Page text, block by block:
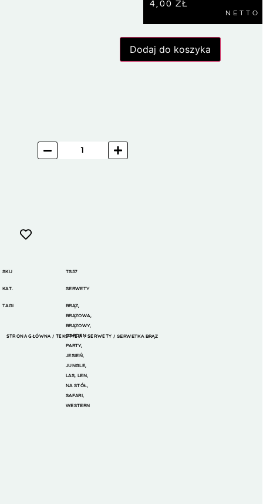
4,00 ZŁ
NETTO
Dodaj do koszyka
SKU TS57
KAT. SERWETY
TAGI BRĄZ
BRĄZOWA
BRĄZOWY,
GARDEN
PARTY,
JESIEŃ
JUNGLE
LAS, LEN,
NA STÓŁ
SAFARI
WESTERN
STRONA GŁÓWNA /TEKSTYLIA / SERWETY / SERWETKA BRĄZ